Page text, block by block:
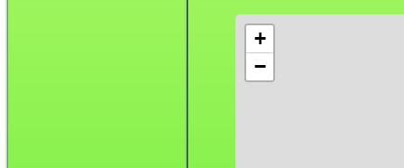
+
−